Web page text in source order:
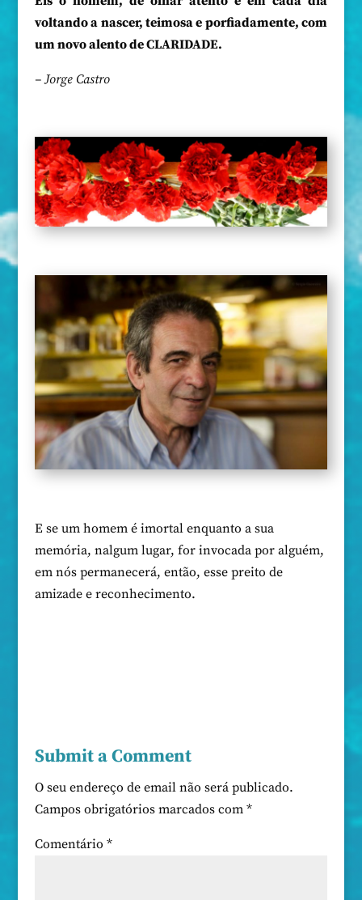
voltando a nascer, teimosa e porfiadamente, com
um novo alento de CLARIDADE.
– Jorge Castro
E se um homem é imortal enquanto a sua
memória, nalgum lugar, for invocada por alguém,
em nós permanecerá, então, esse preito de
amizade e reconhecimento.
Submit a Comment
O seu endereço de email não será publicado.
Campos obrigatórios marcados com *
Comentário *